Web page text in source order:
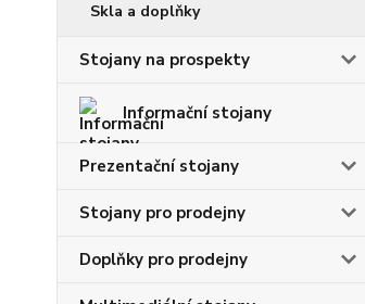
Skla a doplňky
Stojany na prospekty
Informační stojany
Prezentační stojany
Stojany pro prodejny
Doplňky pro prodejny